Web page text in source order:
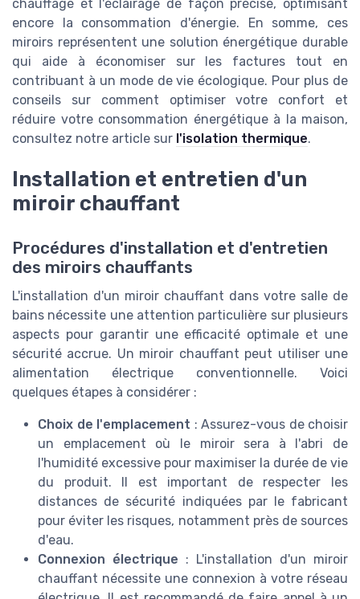
chauffage et l'éclairage de façon précise, optimisant
encore la consommation d'énergie. En somme, ces
miroirs représentent une solution énergétique durable
qui aide à économiser sur les factures tout en
contribuant à un mode de vie écologique. Pour plus de
conseils sur comment optimiser votre confort et
réduire votre consommation énergétique à la maison,
consultez notre article sur l'isolation thermique.
Installation et entretien d'un
miroir chauffant
Procédures d'installation et d'entretien
des miroirs chauffants
L'installation d'un miroir chauffant dans votre salle de
bains nécessite une attention particulière sur plusieurs
aspects pour garantir une efficacité optimale et une
sécurité accrue. Un miroir chauffant peut utiliser une
alimentation électrique conventionnelle. Voici
quelques étapes à considérer :
Choix de l'emplacement : Assurez-vous de choisir
un emplacement où le miroir sera à l'abri de
l'humidité excessive pour maximiser la durée de vie
du produit. Il est important de respecter les
distances de sécurité indiquées par le fabricant
pour éviter les risques, notamment près de sources
d'eau.
Connexion électrique : L'installation d'un miroir
chauffant nécessite une connexion à votre réseau